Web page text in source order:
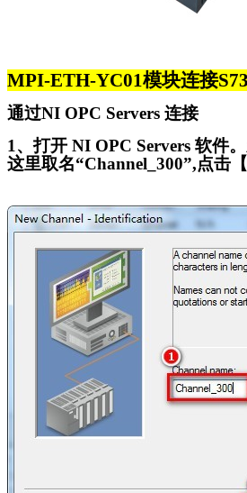
MPI-ETH-YC01模块连接
通过NI OPC Servers 连接
1 、打开 NI OPC Servers 软件
这里取名“Channel_300”,点击